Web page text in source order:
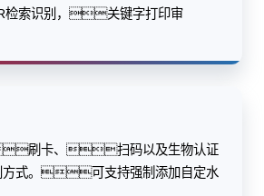
检索识别，关键字打印审
刷卡、扫码以及生物认证
方式。可支持强制添加自定水